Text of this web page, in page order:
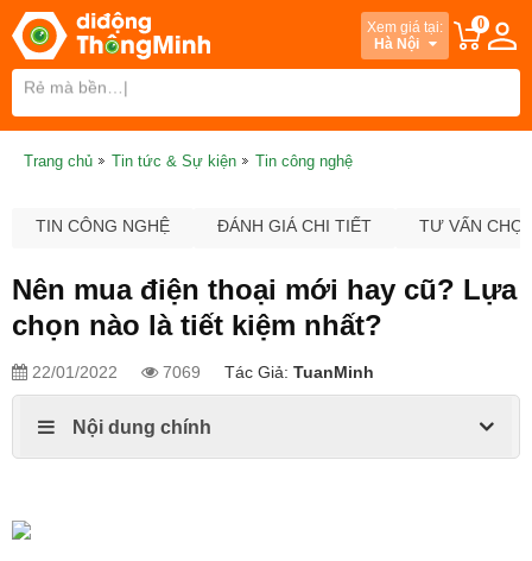
Xem giá tại:
Hà Nội
0
Trang chủ Tin tức & Sự kiện Tin công nghệ
TIN CÔNG NGHỆ ĐÁNH GIÁ CHI TIẾT TƯ VẤN
Nên mua điện thoại mới hay cũ? Lựa
chọn nào là tiết kiệm nhất?
22/01/2022 7069 Tác Giả: TuanMinh
Nội dung chính